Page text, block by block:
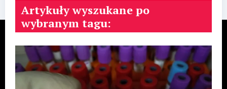
Artykuły wyszukane po
wybranym tagu: